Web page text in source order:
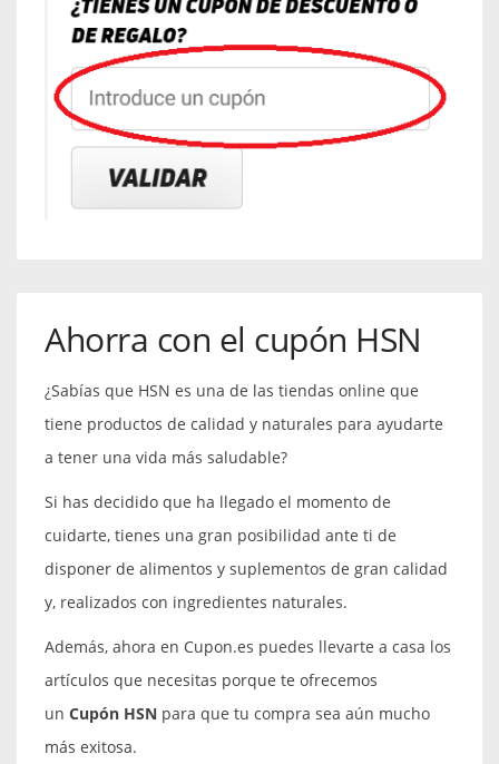
Ahorra con el cupón HSN
¿Sabías que HSN es una de las tiendas online que
tiene productos de calidad y naturales para ayudarte
a tener una vida más saludable?
Si has decidido que ha llegado el momento de
cuidarte, tienes una gran posibilidad ante ti de
disponer de alimentos y suplementos de gran calidad
y, realizados con ingredientes naturales.
Además, ahora en Cupon.es puedes llevarte a casa los
artículos que necesitas porque te ofrecemos
un Cupón HSN para que tu compra sea aún mucho
más exitosa.